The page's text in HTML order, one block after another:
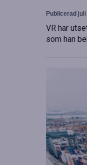
Publicerad juli
VR har
som han